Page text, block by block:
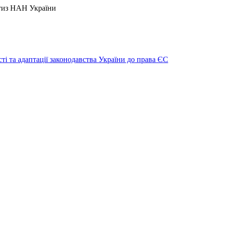
НАН України
та адаптації законодавства України до права ЄС